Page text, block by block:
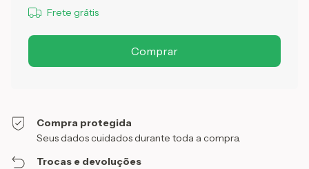
Frete grátis
Compra protegida
Seus dados cuidados durante toda a compra.
Trocas e devoluções